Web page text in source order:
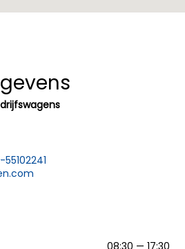
08:30 — 17:30